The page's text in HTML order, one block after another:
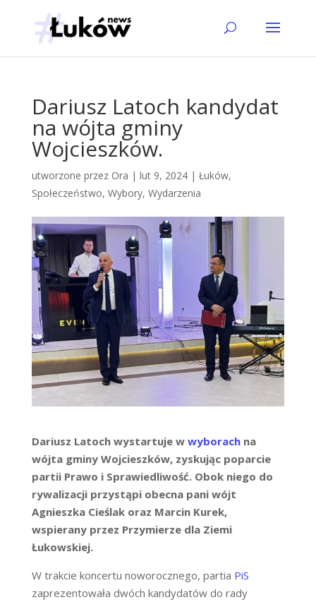
Dariusz Latoch kandydat
na wójta gminy
Wojcieszków.
utworzone przez Ora | lut 9, 2024| Łuków,
Społeczeństwo, Wybory, Wydarzenia
Dariusz Latoch wystartuje w wyborachna
wójta gminy Wojcieszków, zyskując poparcie
partii Prawo i Sprawiedliwość. Obok niego do
rywalizacji przystąpi obecna pani wójt
Agnieszka Cieślak oraz Marcin Kurek,
wspierany przez Przymierze dla Ziemi
Łukowskiej.
W trakcie koncertu noworocznego, partia PiS
zaprezentowała dwóch kandydatów do rady